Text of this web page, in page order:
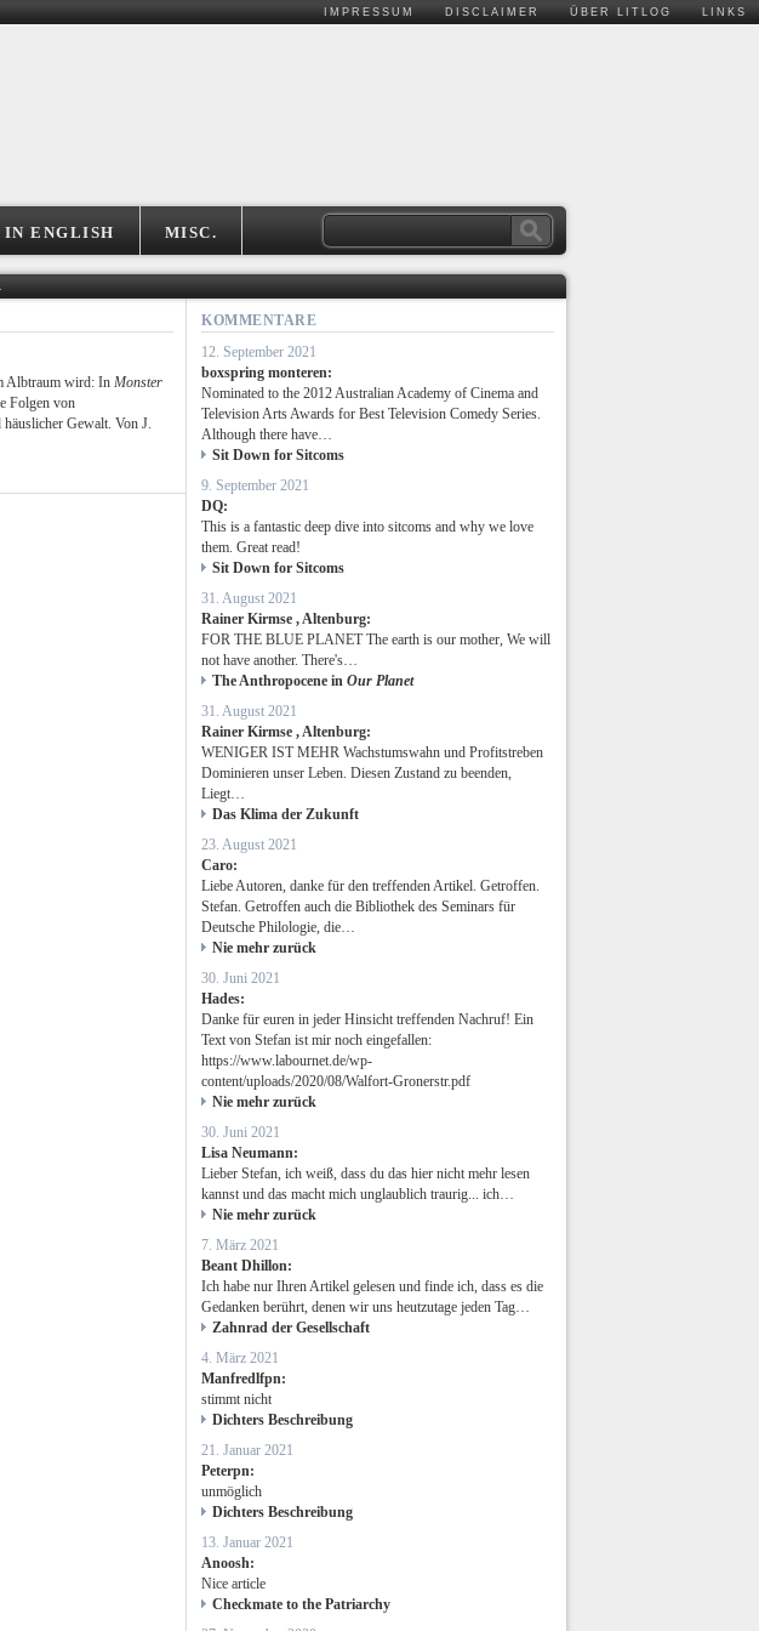
IMPRESSUM DISCLAIMER ÜBER LITLOG LINKS
IN ENGLISH MISC.
Albtraum wird: In Monster
Folgen von
Gewalt. Von J.
KOMMENTARE
12. September 2021
boxspring monteren:
Nominated to the 2012 Australian Academy of Cinema and
Television Arts Awards for Best Television Comedy Series.
Although there have…
Sit Down for Sitcoms
9. September 2021
DQ:
This is a fantastic deep dive into sitcoms and why we love
them. Great read!
Sit Down for Sitcoms
31. August 2021
Rainer Kirmse , Altenburg:
FOR THE BLUE PLANET The earth is our mother, We will
not have another. There's…
The Anthropocene in Our Planet
31. August 2021
Rainer Kirmse , Altenburg:
WENIGER IST MEHR Wachstumswahn und Profitstreben
Dominieren unser Leben. Diesen Zustand zu beenden,
Liegt…
Das Klima der Zukunft
23. August 2021
Caro:
Liebe Autoren, danke für den treffenden Artikel. Getroffen.
Stefan. Getroffen auch die Bibliothek des Seminars für
Deutsche Philologie, die…
Nie mehr zurück
30. Juni 2021
Hades:
Danke für euren in jeder Hinsicht treffenden Nachruf! Ein
Text von Stefan ist mir noch eingefallen:
https://www.labournet.de/wp-
content/uploads/2020/08/Walfort-Gronerstr.pdf
Nie mehr zurück
30. Juni 2021
Lisa Neumann:
Lieber Stefan, ich weiß, dass du das hier nicht mehr lesen
kannst und das macht mich unglaublich traurig... ich…
Nie mehr zurück
7. März 2021
Beant Dhillon:
Ich habe nur Ihren Artikel gelesen und finde ich, dass es die
Gedanken berührt, denen wir uns heutzutage jeden Tag…
Zahnrad der Gesellschaft
4. März 2021
Manfredlfpn:
stimmt nicht
Dichters Beschreibung
21. Januar 2021
Peterpn:
unmöglich
Dichters Beschreibung
13. Januar 2021
Anoosh:
Nice article
Checkmate to the Patriarchy